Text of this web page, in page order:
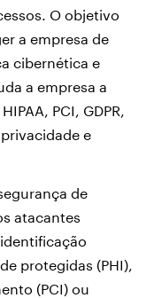
O objetivo
a empresa de
cibernética e
a empresa a
PCI, GDPR,
e
de
atacantes
protegidas (PHI),
(PCI) ou